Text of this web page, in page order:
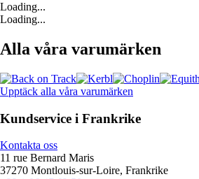
Loading...
Loading...
Alla våra varumärken
Upptäck alla våra varumärken
Kundservice i Frankrike
Kontakta oss
11 rue Bernard Maris
37270 Montlouis-sur-Loire, Frankrike